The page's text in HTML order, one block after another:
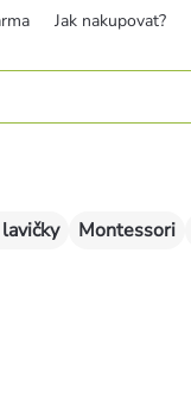
Jak nakupovat?
Montessori